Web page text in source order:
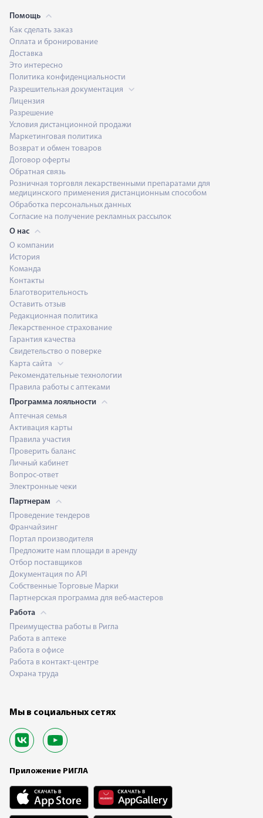
Помощь
Как сделать заказ
Оплата и бронирование
Доставка
Это интересно
Политика конфиденциальности
Разрешительная документация
Лицензия
Разрешение
Условия дистанционной продажи
Маркетинговая политика
Возврат и обмен товаров
Договор оферты
Обратная связь
Розничная торговля лекарственными препаратами для
медицинского применения дистанционным способом
Обработка персональных данных
Согласие на получение рекламных рассылок
О нас
О компании
История
Команда
Контакты
Благотворительность
Оставить отзыв
Редакционная политика
Лекарственное страхование
Гарантия качества
Свидетельство о поверке
Карта сайта
Рекомендательные технологии
Правила работы с аптеками
Программа лояльности
Аптечная семья
Активация карты
Правила участия
Проверить баланс
Личный кабинет
Вопрос-ответ
Электронные чеки
Партнерам
Проведение тендеров
Франчайзинг
Портал производителя
Предложите нам площади в аренду
Отбор поставщиков
Документация по API
Собственные Торговые Марки
Партнерская программа для веб-мастеров
Работа
Преимущества работы в Ригла
Работа в аптеке
Работа в офисе
Работа в контакт-центре
Охрана труда
Мы в социальных сетях
Приложение РИГЛА